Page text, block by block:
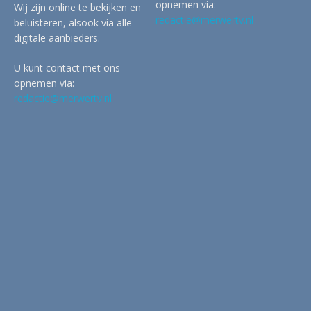
Wij zijn online te bekijken en
beluisteren, alsook via alle
digitale aanbieders.
U kunt contact met ons
opnemen via:
redactie@merwertv.nl
opnemen via:
redactie@merwertv.nl